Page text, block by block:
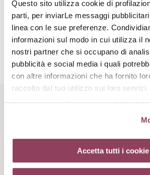
Questo sito utilizza cookie di
parti, per inviarLe messaggi
linea con le sue preferenze.
informazioni sul modo in cui utilizza il
nostri partner che si occupano di
pubblicità e social media i quali
con altre informazioni che ha fornito
raccolto dal tuo utilizzo sui loro
cliccando sul tasto “Accetta tutti i
“Rifiuta”. Chiudendo questo banner
comando “X” continuerai la
Accetta tutti i cookie
Attivi
Complesso ammino
Una sinergia di proprietà per stimolare la
potenziare le ristrutturazione della
Rituale di